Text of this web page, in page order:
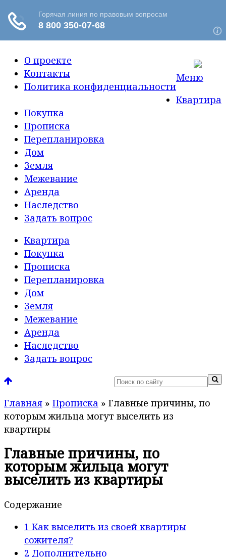
О проекте
Контакты
Политика конфиденциальности
Меню
Квартира
Покупка
Прописка
Перепланировка
Дом
Земля
Межевание
Аренда
Наследство
Задать вопрос
Квартира
Покупка
Прописка
Перепланировка
Дом
Земля
Межевание
Аренда
Наследство
Задать вопрос
Главная » Прописка » Главные причины, по
которым жильца могут выселить из
квартиры
Главные причины, по
которым жильца могут
выселить из квартиры
Содержание
1 Как выселить из своей квартиры
сожителя?
2 Дополнительно